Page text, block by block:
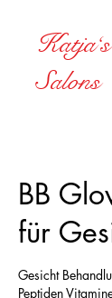
Salons
BB
für
Gesicht
Peptiden